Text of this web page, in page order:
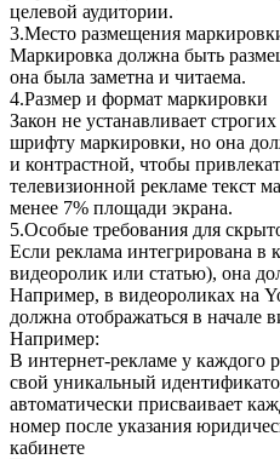
целевой аудитории.
3.Место размещения
Маркировка должна быть
она была заметна и читаема.
4.Размер и формат маркировки
Закон не устанавливает
шрифту маркировки, но она
и контрастной, чтобы
телевизионной рекламе текст
менее 7% площади экрана.
5.Особые требования для
Если реклама интегрирована в
видеоролик или статью), она
Например, в видеороликах на
должна отображаться в начале
Например:
В интернет-рекламе у каждого
свой уникальный
автоматически присваивает
номер после указания
кабинете